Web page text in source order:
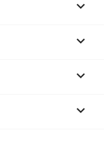



keyboard_arrow_down